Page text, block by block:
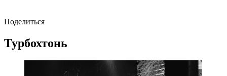
Поделиться
Турбохтонь